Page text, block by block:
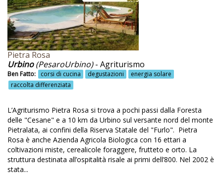
Biodiversità
Bioedilizia
Biolago
Biologico
Biopiscina
Borgo antico
Borgo più bello d'Italia
Boschi
Bosco
Pietra Rosa
Urbino(PesaroUrbino)- Agriturismo
Ben Fatto: corsi di cucina degustazioni
energia solare
raccolta differenziata
L’Agriturismo Pietra Rosa si trova a pochi passi dalla Foresta
delle "Cesane" e a 10 km da Urbino sul versante nord del monte
Pietralata, ai confini della Riserva Statale del "Furlo". Pietra
Rosa è anche Azienda Agricola Biologica con 16 ettari a
coltivazioni miste, cerealicole foraggere, frutteto e orto. La
struttura destinata all’ospitalità risale ai primi dell’800. Nel 2002 è
stata...